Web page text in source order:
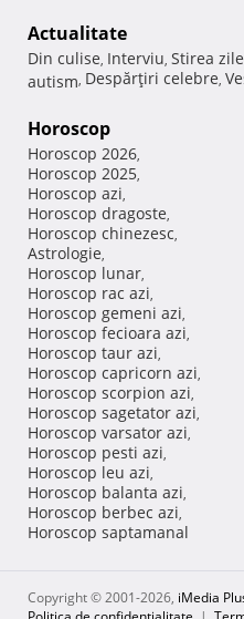
Actualitate
Din culise, Interviu, Stirea
autism, Despărţiri celebre,
Horoscop
Horoscop 2026,
Horoscop 2025,
Horoscop azi,
Horoscop dragoste,
Horoscop chinezesc,
Astrologie,
Horoscop lunar,
Horoscop rac azi,
Horoscop gemeni azi,
Horoscop fecioara azi,
Horoscop taur azi,
Horoscop capricorn azi,
Horoscop scorpion azi,
Horoscop sagetator azi,
Horoscop varsator azi,
Horoscop pesti azi,
Horoscop leu azi,
Horoscop balanta azi,
Horoscop berbec azi,
Horoscop saptamanal
Copyright © 2001-2026, iMedia